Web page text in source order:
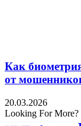
Как
от
20.03.2026
Looking For More?